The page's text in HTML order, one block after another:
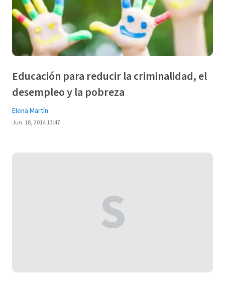
Educación para reducir la criminalidad, el
desempleo y la pobreza
Elena Martín
Jun. 18, 2014 13:47
S